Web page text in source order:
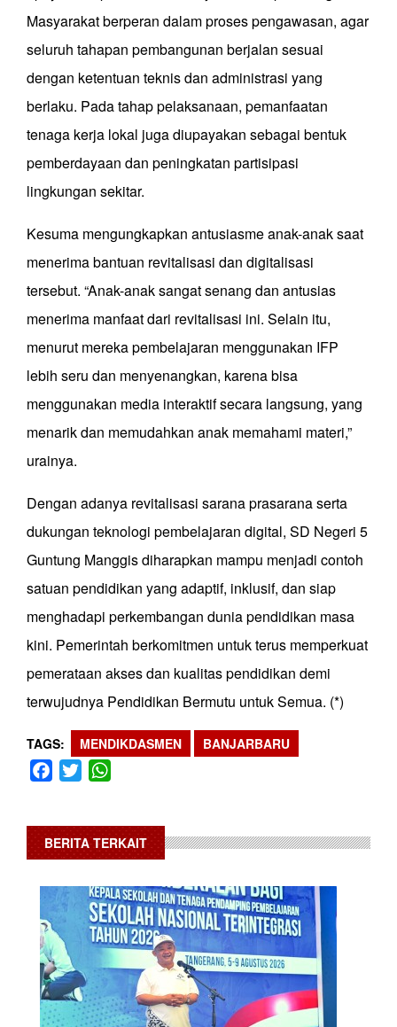
Masyarakat berperan dalam proses pengawasan, agar
seluruh tahapan pembangunan berjalan sesuai
dengan ketentuan teknis dan administrasi yang
berlaku. Pada tahap pelaksanaan, pemanfaatan
tenaga kerja lokal juga diupayakan sebagai bentuk
pemberdayaan dan peningkatan partisipasi
lingkungan sekitar.
Kesuma mengungkapkan antusiasme anak-anak saat
menerima bantuan revitalisasi dan digitalisasi
tersebut. “Anak-anak sangat senang dan antusias
menerima manfaat dari revitalisasi ini. Selain itu,
menurut mereka pembelajaran menggunakan IFP
lebih seru dan menyenangkan, karena bisa
menggunakan media interaktif secara langsung, yang
menarik dan memudahkan anak memahami materi,”
urainya.
Dengan adanya revitalisasi sarana prasarana serta
dukungan teknologi pembelajaran digital, SD Negeri 5
Guntung Manggis diharapkan mampu menjadi contoh
satuan pendidikan yang adaptif, inklusif, dan siap
menghadapi perkembangan dunia pendidikan masa
kini. Pemerintah berkomitmen untuk terus memperkuat
pemerataan akses dan kualitas pendidikan demi
terwujudnya Pendidikan Bermutu untuk Semua. (*)
TAGS MENDIKDASMEN BANJARBARU
Facebook
Twitter
BERITA TERKAIT